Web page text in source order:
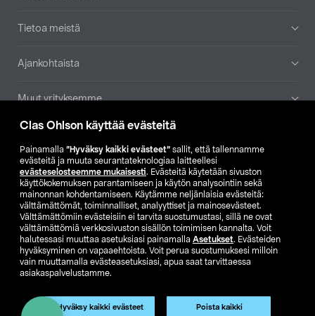
Clas Ohlson käyttää evästeitä
Painamalla ”Hyväksy kaikki evästeet” sallit, että tallennamme
evästeitä ja muuta seurantateknologiaa laitteellesi
evästeselosteemme mukaisesti. Evästeitä käytetään sivuston
käyttökokemuksen parantamiseen ja käytön analysointiin sekä
mainonnan kohdentamiseen. Käytämme neljänlaisia evästeitä:
välttämättömät, toiminnalliset, analyyttiset ja mainosevästeet.
Välttämättömiin evästeisiin ei tarvita suostumustasi, sillä ne ovat
välttämättömiä verkkosivuston sisällön toimimisen kannalta. Voit
halutessasi muuttaa asetuksiasi painamalla Asetukset. Evästeiden
hyväksyminen on vapaaehtoista. Voit perua suostumuksesi milloin
vain muuttamalla evästeasetuksiasi, apua saat tarvittaessa
asiakaspalvelustamme.
Hyväksy kaikki evästeet Poista kaikki
Tuote on poistunut
Tietoa meistä
Ajankohtaista
Muut yrityksemme
Etsi myymälä
SE NO FI
FI SV
Näytä hinnat ilman ALV:a